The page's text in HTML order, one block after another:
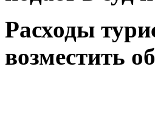
Расходы
возместить